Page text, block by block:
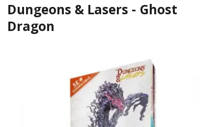
Dungeons & Lasers - Ghost
Dragon